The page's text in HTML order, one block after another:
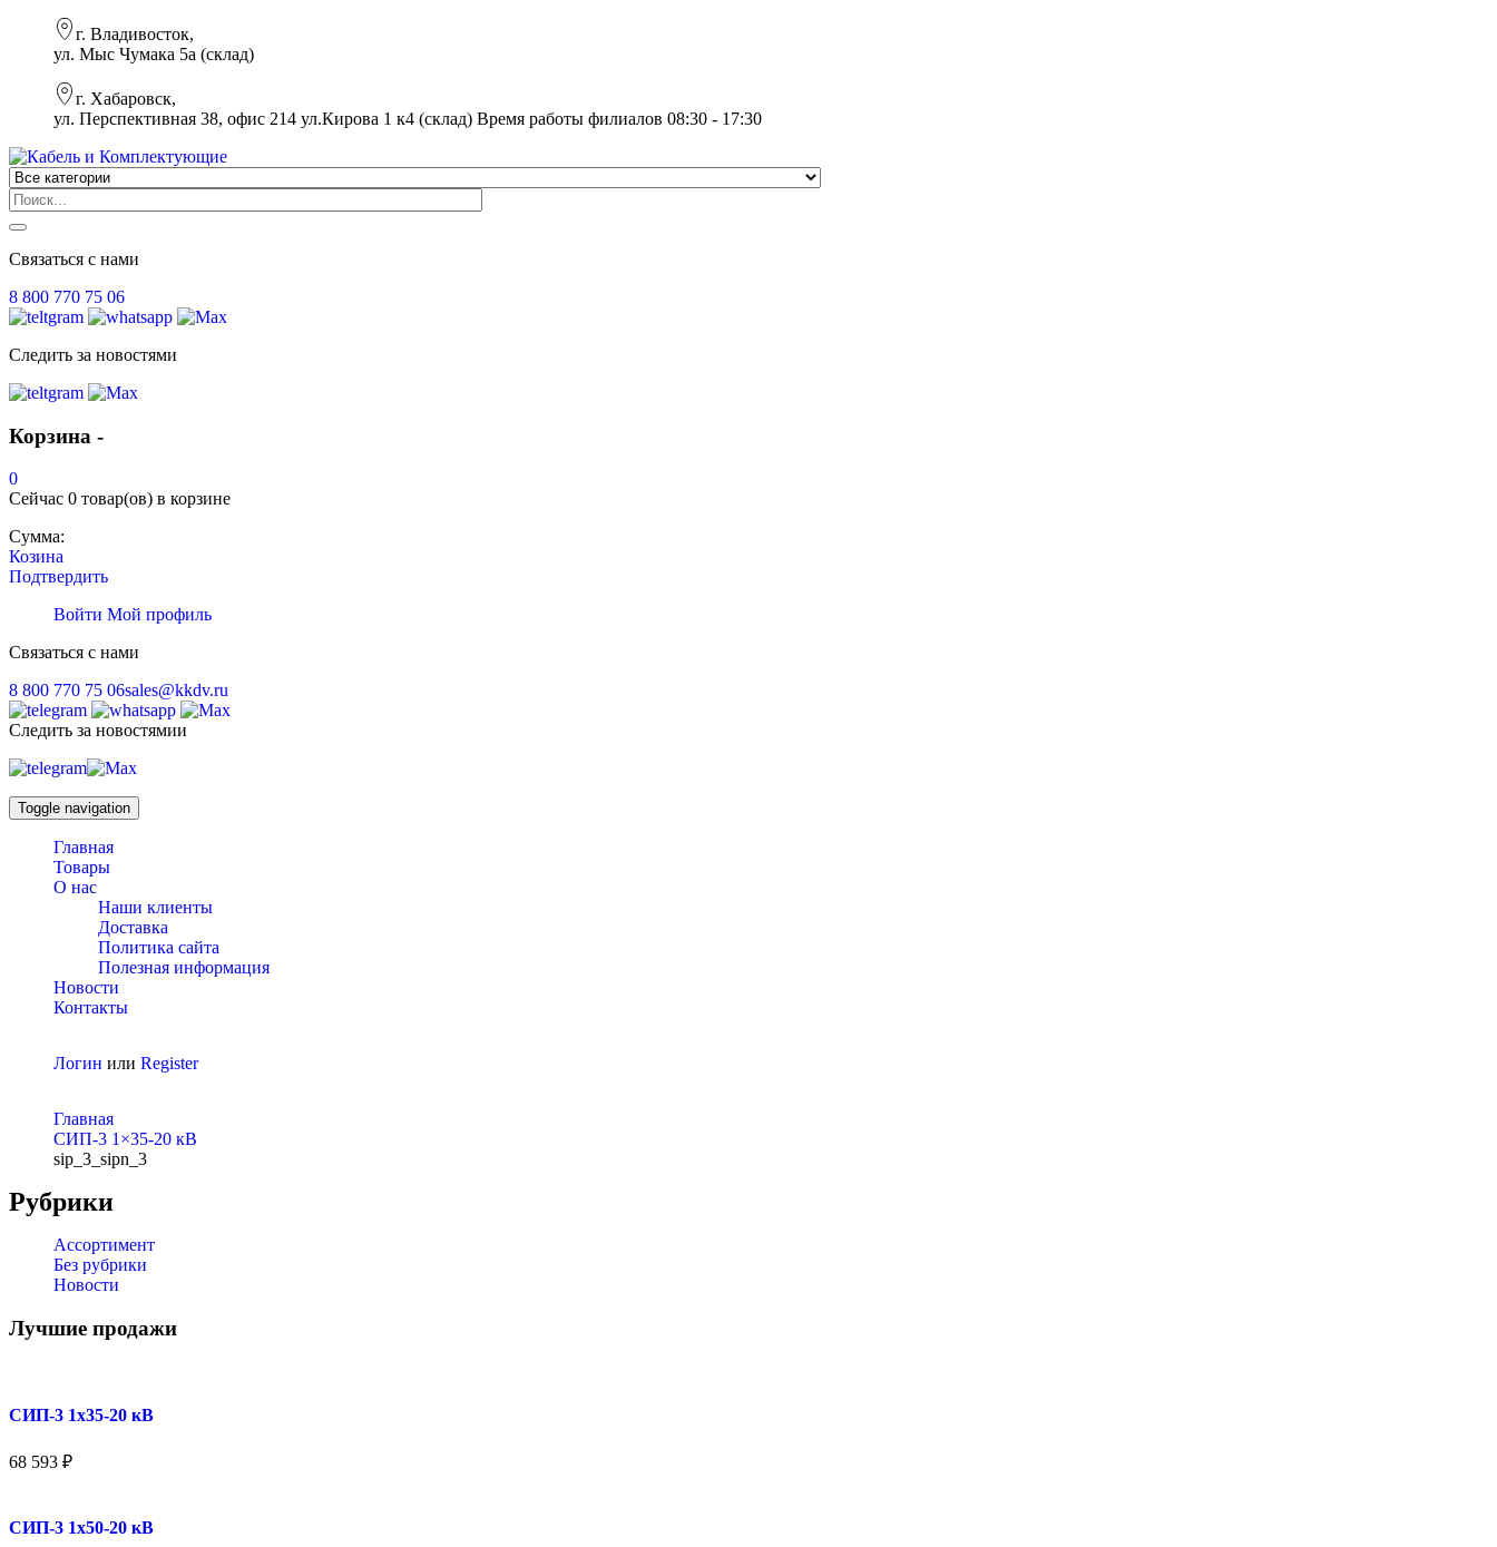
г. Владивосток,
ул. Мыс Чумака 5а (склад)
г. Хабаровск,
ул. Перспективная 38, офис 214 ул.Кирова 1 к4 (склад) Время работы филиалов 08:30 - 17:30
Связаться с нами
8 800 770 75 06
Следить за новостями
Корзина -
0
Сейчас 0 товар(ов) в корзине
Сумма:
Козина
Подтвердить
Войти Мой профиль
Связаться с нами
8 800 770 75 06sales@kkdv.ru
Следить за новостямии
Toggle navigation
Главная
Товары
О нас
Наши клиенты
Доставка
Политика сайта
Полезная информация
Новости
Контакты
Логин или Register
Главная
СИП-3 1×35-20 кВ
sip_3_sipn_3
Рубрики
Ассортимент
Без рубрики
Новости
Лучшие продажи
СИП-3 1x35-20 кВ
68 593 ₽
СИП-3 1x50-20 кВ